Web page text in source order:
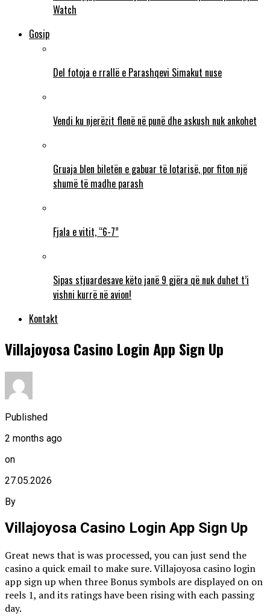
Watch
Gosip
Del fotoja e rrallë e Parashqevi Simakut nuse
Vendi ku njerëzit flenë në punë dhe askush nuk ankohet
Gruaja blen biletën e gabuar të lotarisë, por fiton një
shumë të madhe parash
Fjala e vitit, “6-7”
Sipas stjuardesave këto janë 9 gjëra që nuk duhet t’i
vishni kurrë në avion!
Kontakt
Villajoyosa Casino Login App Sign Up
Published
2 months ago
on
27.05.2026
By
Villajoyosa Casino Login App Sign Up
Great news that is was processed, you can just send the
casino a quick email to make sure. Villajoyosa casino login
app sign up when three Bonus symbols are displayed on on
reels 1, and its ratings have been rising with each passing
day.